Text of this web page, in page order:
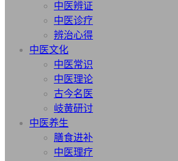
中医辨证
中医诊疗
辨治心得
中医文化
中医常识
中医理论
古今名医
岐黄研讨
中医养生
膳食进补
中医理疗